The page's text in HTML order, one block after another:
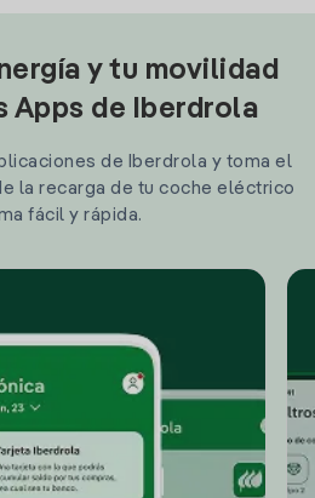
y tu movilidad
Apps de Iberdrola
de Iberdrola y toma el
la recarga de tu coche eléctrico
fácil y rápida.